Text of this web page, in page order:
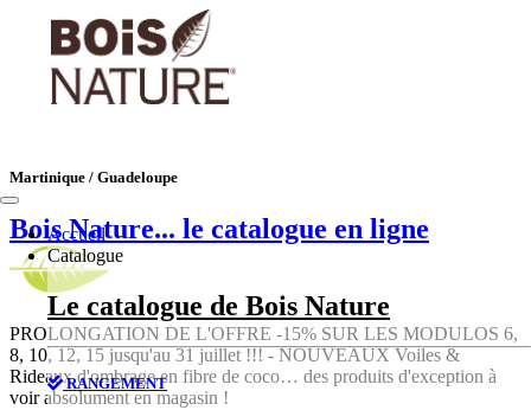
Martinique / Guadeloupe
Bois Nature... le catalogue en ligne
PROLONGATION DE L'OFFRE -15% SUR LES MODULOS 6,
8, 10, 12, 15 jusqu'au 31 juillet !!! - NOUVEAUX Voiles &
Rideaux d'ombrage en fibre de coco… des produits d'exception à
voir absolument en magasin !
Accueil
Catalogue
Le catalogue de Bois Nature
RANGEMENT